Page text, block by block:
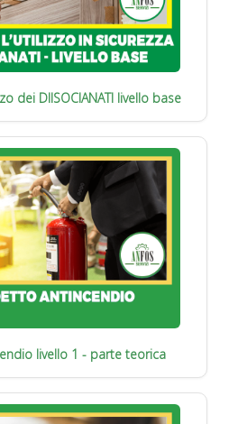
dei DIISOCIANATI livello base
livello 1 - parte teorica